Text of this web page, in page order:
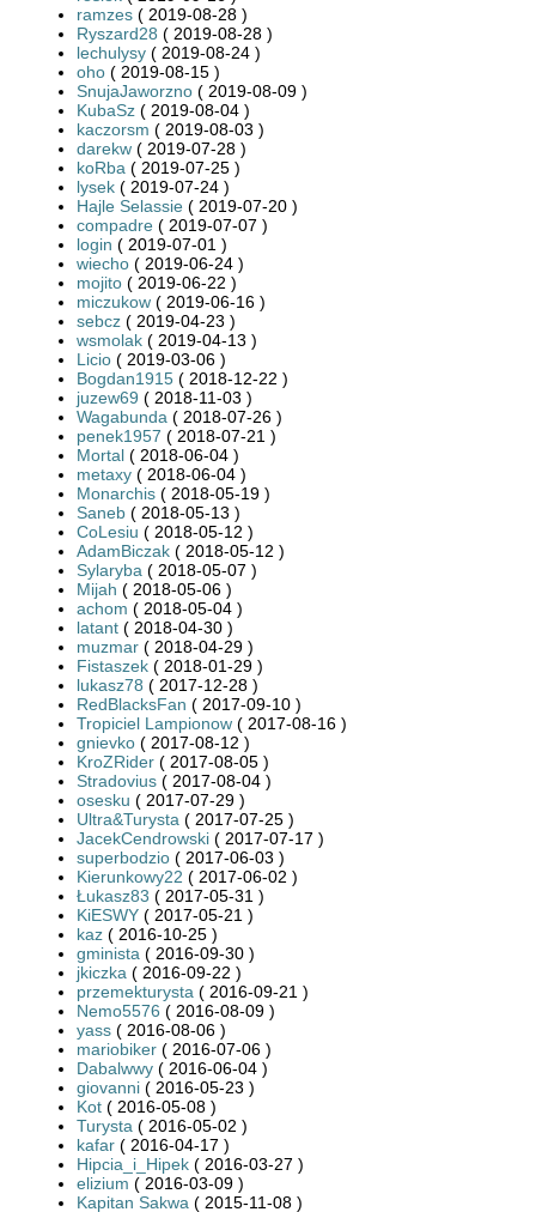
ramzes ( 2019-08-28 )
Ryszard28 ( 2019-08-28 )
lechulysy ( 2019-08-24 )
oho ( 2019-08-15 )
SnujaJaworzno ( 2019-08-09 )
KubaSz ( 2019-08-04 )
kaczorsm ( 2019-08-03 )
darekw ( 2019-07-28 )
koRba ( 2019-07-25 )
lysek ( 2019-07-24 )
Hajle Selassie ( 2019-07-20 )
compadre ( 2019-07-07 )
login ( 2019-07-01 )
wiecho ( 2019-06-24 )
mojito ( 2019-06-22 )
miczukow ( 2019-06-16 )
sebcz ( 2019-04-23 )
wsmolak ( 2019-04-13 )
Licio ( 2019-03-06 )
Bogdan1915 ( 2018-12-22 )
juzew69 ( 2018-11-03 )
Wagabunda ( 2018-07-26 )
penek1957 ( 2018-07-21 )
Mortal ( 2018-06-04 )
metaxy ( 2018-06-04 )
Monarchis ( 2018-05-19 )
Saneb ( 2018-05-13 )
CoLesiu ( 2018-05-12 )
AdamBiczak ( 2018-05-12 )
Sylaryba ( 2018-05-07 )
Mijah ( 2018-05-06 )
achom ( 2018-05-04 )
latant ( 2018-04-30 )
muzmar ( 2018-04-29 )
Fistaszek ( 2018-01-29 )
lukasz78 ( 2017-12-28 )
RedBlacksFan ( 2017-09-10 )
Tropiciel Lampionow ( 2017-08-16 )
gnievko ( 2017-08-12 )
KroZRider ( 2017-08-05 )
Stradovius ( 2017-08-04 )
osesku ( 2017-07-29 )
Ultra&Turysta ( 2017-07-25 )
JacekCendrowski ( 2017-07-17 )
superbodzio ( 2017-06-03 )
Kierunkowy22 ( 2017-06-02 )
Łukasz83 ( 2017-05-31 )
KiESWY ( 2017-05-21 )
kaz ( 2016-10-25 )
gminista ( 2016-09-30 )
jkiczka ( 2016-09-22 )
przemekturysta ( 2016-09-21 )
Nemo5576 ( 2016-08-09 )
yass ( 2016-08-06 )
mariobiker ( 2016-07-06 )
Dabalwwy ( 2016-06-04 )
giovanni ( 2016-05-23 )
Kot ( 2016-05-08 )
Turysta ( 2016-05-02 )
kafar ( 2016-04-17 )
Hipcia_i_Hipek ( 2016-03-27 )
elizium ( 2016-03-09 )
Kapitan Sakwa ( 2015-11-08 )